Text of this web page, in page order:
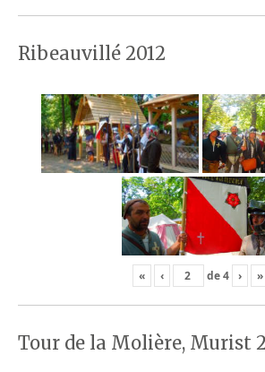
Ribeauvillé 2012
« ‹ de4 › »
Tour de la Molière, Murist